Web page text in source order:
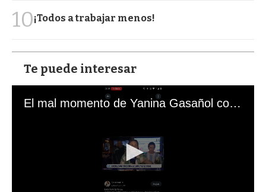
10¡Todos a trabajar menos!
Te puede interesar
El mal momento de Yanina Gasañol con un hincha argentino en "Subrayado"